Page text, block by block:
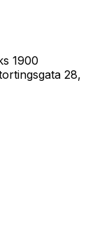
1900
28,